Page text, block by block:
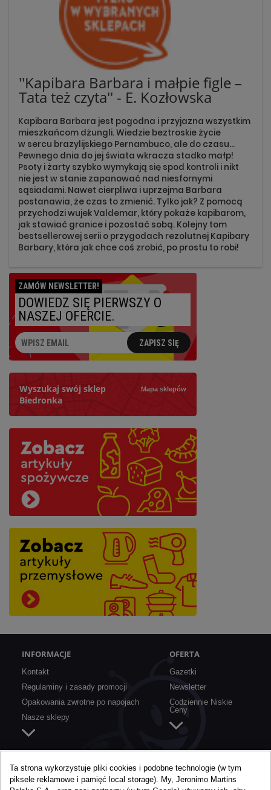
''Kapibara Barbara i małpie figle –
Tata też czyta'' - E. Kozłowska
Kapibara Barbara jest pogodna i przyjazna wszystkim
mieszkańcom dżungli. Wiedzie beztroskie życie
w sercu brazylijskiego Pernambuco, ale do czasu…
Pewnego dnia do jej świata wkracza stadko małp!
Psoty i żarty szybko wymykają się spod kontroli i nikt
nie jest w stanie zapanować nad niesfornymi
sąsiadami. Nawet cierpliwa i uprzejma Barbara
postanawia, że czas to zmienić. Tylko jak? Z pomocą
przychodzi wujek Valdemar, który pokaże kapibarom,
jak stawiać granice i pozostać sobą. Kolejny tom
bestsellerowej serii o przygodach rezolutnej Kapibary
Barbary, która jak chce coś zrobić, po prostu to robi!
ZAMÓW NEWSLETTER!
DOWIEDZ SIĘ PIERWSZY O
NASZEJ OFERCIE.
ZAPISZ SIĘ
Wyszukaj swój sklep
Biedronka
Mapa sklepów
Szukaj
Najbliższy:
INFORMACJE
Kontakt
Regulaminy i zasady promocji
Opakowania zwrotne po napojach
Nasze sklepy
OFERTA
Gazetki
Newsletter
Codziennie Niskie
Ceny
SZYBKIE LINKI
Aplikacja mobilna
O BIEDRONCE
O nas
Ta strona wykorzystuje pliki cookies i podobne technologie (w tym
piksele reklamowe i pamięć local storage). My, Jeronimo Martins